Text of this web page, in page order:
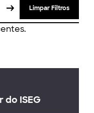
Limpar Filtros
do ISEG